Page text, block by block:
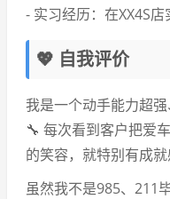
- 实习经历：在XX4S
💖 自我评价
我是一个动手能力超强
🔧 每次看到客户把爱
的笑容，就特别有成
虽然我不是985、211